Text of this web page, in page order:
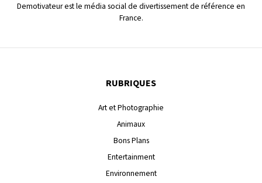
Demotivateur est le média social de divertissement de référence en
France.
RUBRIQUES
Art et Photographie
Animaux
Bons Plans
Entertainment
Environnement